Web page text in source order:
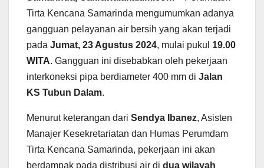
Tirta Kencana Samarinda mengumumkan adanya
gangguan pelayanan air bersih yang akan terjadi
pada Jumat, 23 Agustus 2024, mulai pukul 19.00
WITA. Gangguan ini disebabkan oleh pekerjaan
interkoneksi pipa berdiameter 400 mm di Jalan
KS Tubun Dalam.
Menurut keterangan dari Sendya Ibanez, Asisten
Manajer Kesekretariatan dan Humas Perumdam
Tirta Kencana Samarinda, pekerjaan ini akan
berdampak pada distribusi air di dua wilayah